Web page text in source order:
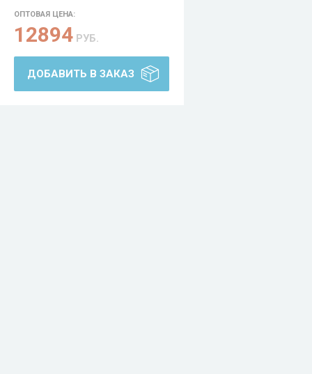
ОПТОВАЯ ЦЕНА:
12894 РУБ.
ДОБАВИТЬ В ЗАКАЗ